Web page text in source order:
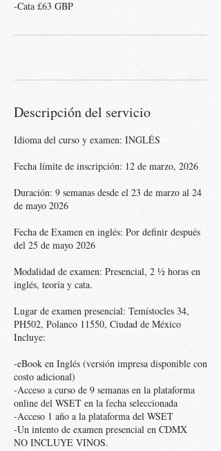
Descripción del servicio
Idioma del curso y examen: INGLÉS
Fecha límite de inscripción: 12 de marzo, 2026
Duración: 9 semanas desde el 23 de marzo al 24
de mayo 2026
Fecha de Examen en inglés: Por definir después
del 25 de mayo 2026
Modalidad de examen: Presencial, 2 ½ horas en
inglés, teoría y cata.
Lugar de examen presencial: Temístocles 34,
PH502, Polanco 11550, Ciudad de México
Incluye:
-eBook en Inglés (versión impresa disponible con
costo adicional)
-Acceso a curso de 9 semanas en la plataforma
online del WSET en la fecha seleccionada
-Acceso 1 año a la plataforma del WSET
-Un intento de examen presencial en CDMX
NO INCLUYE VINOS.